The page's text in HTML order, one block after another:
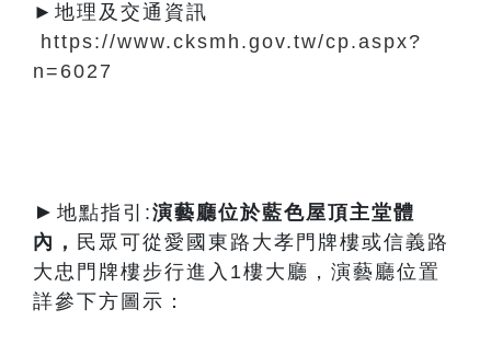
►地理及交通資訊
https://www.cksmh.gov.tw/cp.aspx?
n=6027
► 地點指引:演藝廳位於藍色屋頂主堂體
內 ， 民眾可從愛國東路大孝門牌樓或信義路
大忠門牌樓步行進入1樓大廳，演藝廳位置
詳參下方圖示：